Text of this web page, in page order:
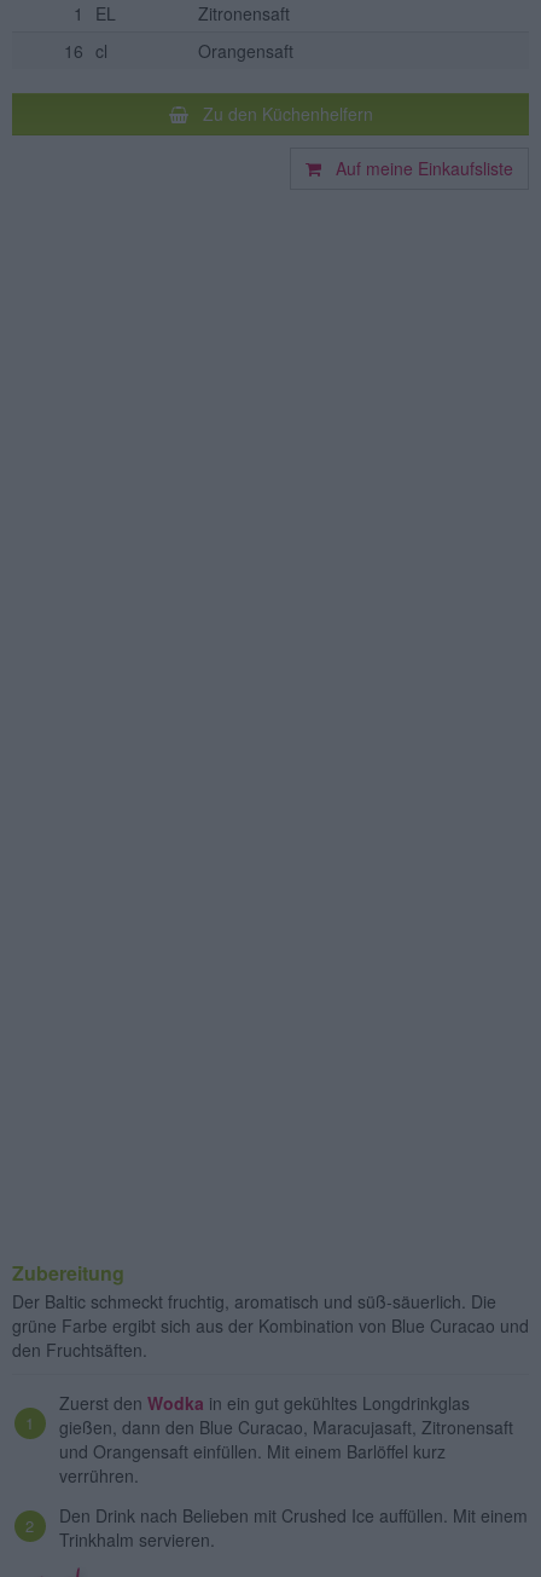
1
EL
Zitronensaft
16 cl Orangensaft
Zu den Küchenhelfern
Auf meine Einkaufsliste
Zubereitung
Der Baltic schmeckt fruchtig, aromatisch und süß-säuerlich. Die
grüne Farbe ergibt sich aus der Kombination von Blue Curacao und
den Fruchtsäften.
Zuerst den Wodka in ein gut gekühltes Longdrinkglas
gießen, dann den Blue Curacao, Maracujasaft, Zitronensaft
und Orangensaft einfüllen. Mit einem Barlöffel kurz
verrühren.
Den Drink nach Belieben mit Crushed Ice auffüllen. Mit einem
Trinkhalm servieren.